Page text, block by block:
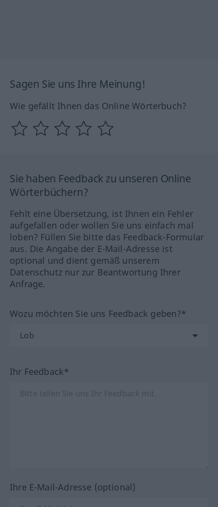
Sagen Sie uns Ihre Meinung!
Wie gefällt Ihnen das Online Wörterbuch?
Sie haben Feedback zu unseren Online
Wörterbüchern?
Fehlt eine Übersetzung, ist Ihnen ein Fehler
aufgefallen oder wollen Sie uns einfach mal
loben? Füllen Sie bitte das Feedback-Formular
aus. Die Angabe der E-Mail-Adresse ist
optional und dient gemäß unserem
Datenschutz nur zur Beantwortung Ihrer
Anfrage.
Wozu möchten Sie uns Feedback geben?*
Ihr Feedback*
Ihre E-Mail-Adresse (optional)